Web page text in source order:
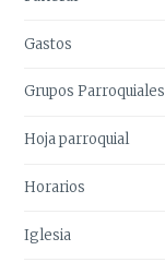
Gastos
Grupos Parroquiales
Hoja parroquial
Horarios
Iglesia